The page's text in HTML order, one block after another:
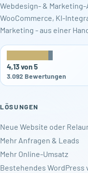
Webdesign- &
WooCommerce, KI-
Marketing - aus einer
4,13 von 5
3.092 Bewertungen
LÖSUNGEN
Neue Website oder
Mehr Anfragen & Leads
Mehr Online-Umsatz
Bestehendes WordPress